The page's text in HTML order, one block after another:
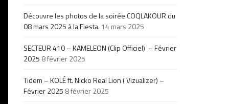
Découvre les photos de la soirée COQLAKOUR du
08 mars 2025 à la Fiesta. 14 mars 2025
SECTEUR 410 – KAMELEON (Clip Officiel) – Février
2025 8 février 2025
Tidem – KOLÉ ft. Nicko Real Lion ( Vizualizer) –
Février 2025 8 février 2025